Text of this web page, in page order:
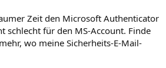
Zeit den Microsoft Authenticator
schlecht für den MS-Account. Finde
wo meine Sicherheits-E-Mail-